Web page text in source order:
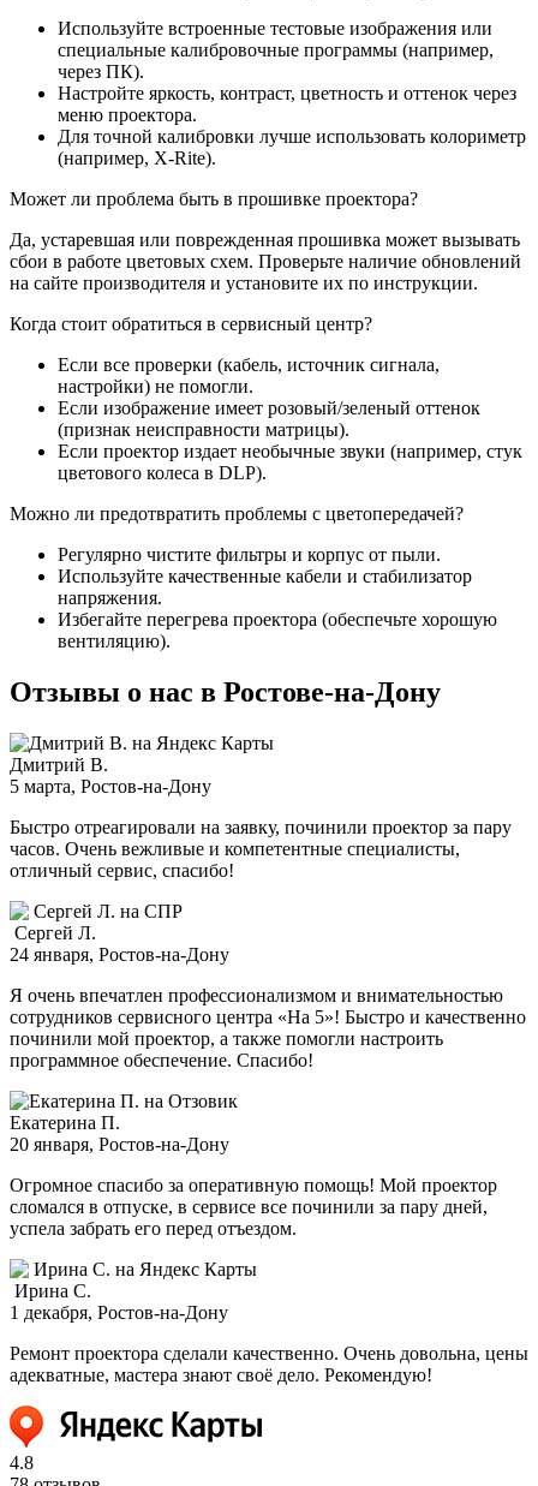
Используйте встроенные тестовые изображения или
специальные калибровочные программы (например,
через ПК).
Настройте яркость, контраст, цветность и оттенок через
меню проектора.
Для точной калибровки лучше использовать колориметр
(например, X-Rite).
Может ли проблема быть в прошивке проектора?
Да, устаревшая или поврежденная прошивка может вызывать
сбои в работе цветовых схем. Проверьте наличие обновлений
на сайте производителя и установите их по инструкции.
Когда стоит обратиться в сервисный центр?
Если все проверки (кабель, источник сигнала,
настройки) не помогли.
Если изображение имеет розовый/зеленый оттенок
(признак неисправности матрицы).
Если проектор издает необычные звуки (например, стук
цветового колеса в DLP).
Можно ли предотвратить проблемы с цветопередачей?
Регулярно чистите фильтры и корпус от пыли.
Используйте качественные кабели и стабилизатор
напряжения.
Избегайте перегрева проектора (обеспечьте хорошую
вентиляцию).
Отзывы о нас в Ростове-на-Дону
Дмитрий В.
5 марта, Ростов-на-Дону
Быстро отреагировали на заявку, починили проектор за пару
часов. Очень вежливые и компетентные специалисты,
отличный сервис, спасибо!
Сергей Л.
24 января, Ростов-на-Дону
Я очень впечатлен профессионализмом и внимательностью
сотрудников сервисного центра «На 5»! Быстро и качественно
починили мой проектор, а также помогли настроить
программное обеспечение. Спасибо!
Екатерина П.
20 января, Ростов-на-Дону
Огромное спасибо за оперативную помощь! Мой проектор
сломался в отпуске, в сервисе все починили за пару дней,
успела забрать его перед отъездом.
Ирина С.
1 декабря, Ростов-на-Дону
Ремонт проектора сделали качественно. Очень довольна, цены
адекватные, мастера знают своё дело. Рекомендую!
4.8